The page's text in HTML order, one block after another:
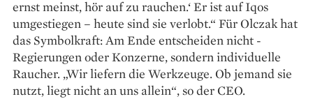
ernst meinst, hör auf zu rauchen.‘ Er ist auf Iqos
umgestiegen – heute sind sie verlobt.“ Für ­Olczak hat
das Symbolkraft: Am Ende entscheiden nicht ­
Regierungen oder Konzerne, sondern individuelle
Raucher. „Wir liefern die Werkzeuge. Ob jemand sie
nutzt, liegt nicht an uns allein“, so der CEO.